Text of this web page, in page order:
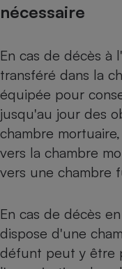
nécessaire
En cas de décès
transféré dans la
équipée pour
jusqu'au jour des
chambre
vers la chambre
vers une chambre
En cas de décès
dispose d'une
défunt peut y être